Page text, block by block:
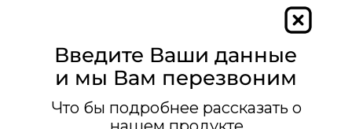
Введите Ваши данные
и мы Вам перезвоним
Что бы подробнее рассказать о